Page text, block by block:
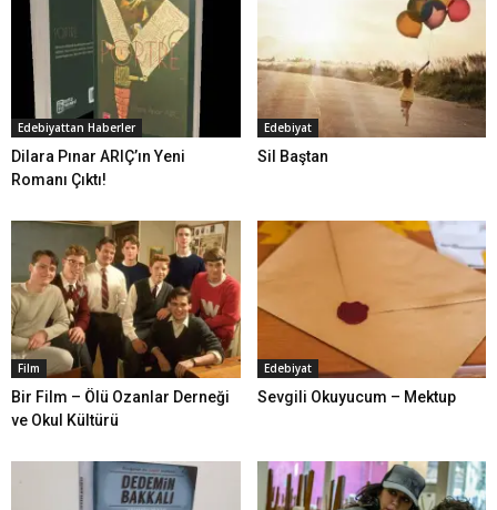
Edebiyattan Haberler
Dilara Pınar ARIÇ’ın Yeni
Romanı Çıktı!
Edebiyat
Sil Baştan
Film
Bir Film – Ölü Ozanlar Derneği
ve Okul Kültürü
Edebiyat
Sevgili Okuyucum – Mektup